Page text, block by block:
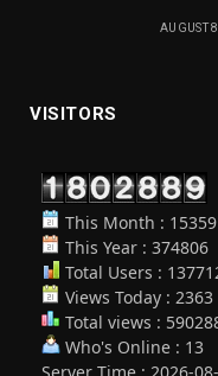
AUGUST
VISITORS
This Month : 15359
This Year : 374806
Total Users :
Views Today : 2363
Total views :
Who's Online : 13